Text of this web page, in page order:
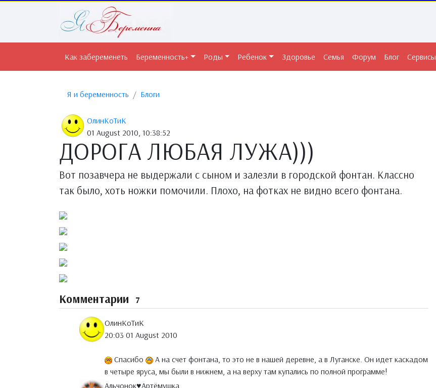
Как забеременеть Беременность+ Роды Ребенок Здоровье Семья Форум Блог Сервисы
Я и беременность Блоги
ОлинКоТиК
01 August 2010, 10:38:52
ДОРОГА ЛЮБАЯ ЛУЖА)))
Вот позавчера не выдержали с сыном и залезли в городской фонтан. Классно
так было, хоть ножки помочили. Плохо, на фотках не видно всего фонтана.
Комментарии 7
ОлинКоТиК
20:03 01 August 2010
Спасибо
А на счет фонтана, то это не в нашей деревне, а в Луганске. Он идет каскадом
в четыре яруса, мы были в нижнем, а на верху там купались по полной программе!
Альчонок♥Артёмушка